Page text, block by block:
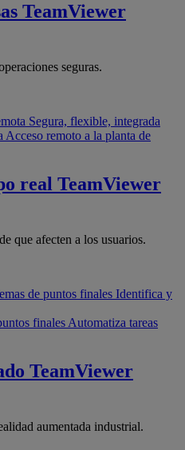
TeamViewer
seguras.
Segura, flexible, integrada
Acceso remoto a la planta de
real TeamViewer
que afecten a los usuarios.
de puntos finales Identifica y
finales Automatiza tareas
TeamViewer
aumentada industrial.